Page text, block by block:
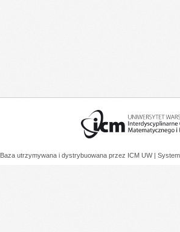
Baza utrzymywana i dystrybuowana przez ICM UW |